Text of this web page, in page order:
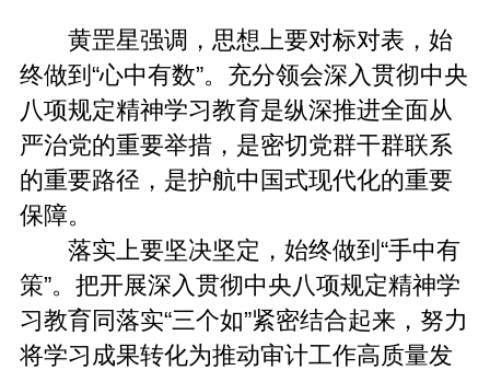
黄罡星强调，思想上要对标对表，始
终做到“心中有数”。充分领会深入贯彻中央
八项规定精神学习教育是纵深推进全面从
严治党的重要举措，是密切党群干群联系
的重要路径，是护航中国式现代化的重要
保障。
落实上要坚决坚定，始终做到“手中有
策”。把开展深入贯彻中央八项规定精神学
习教育同落实“三个如”紧密结合起来，努力
将学习成果转化为推动审计工作高质量发